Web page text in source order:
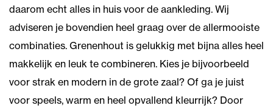
daarom echt alles in huis voor de aankleding. Wij
adviseren je bovendien heel graag over de allermooiste
combinaties. Grenenhout is gelukkig met bijna alles heel
makkelijk en leuk te combineren. Kies je bijvoorbeeld
voor strak en modern in de grote zaal? Of ga je juist
voor speels, warm en heel opvallend kleurrijk? Door